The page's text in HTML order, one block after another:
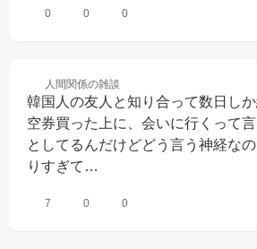
0 0 0
人間関係の雑談
韓国人の友人と知り合って数日し
空券買った上に、会いに行くって
としてるんだけどどう言う神経な
りすぎて…
7 0 0